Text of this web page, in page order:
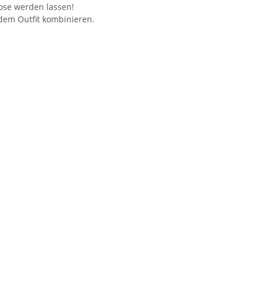
werden lassen!
Outfit kombinieren.